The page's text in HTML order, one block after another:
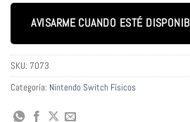
AVISARME CUANDO ESTÉ
SKU: 7073
Categoría: Nintendo Switch Físicos